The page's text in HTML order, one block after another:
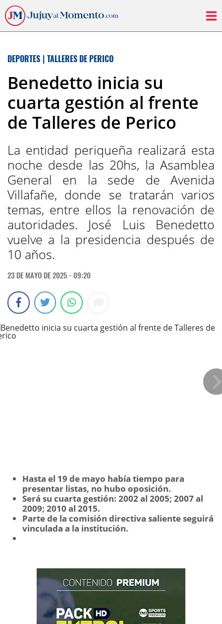
DEPORTES | TALLERES DE PERICO
Benedetto inicia su
cuarta gestión al frente
de Talleres de Perico
La entidad periqueña realizará esta
noche desde las 20hs, la Asamblea
General en la sede de Avenida
Villafañe, donde se tratarán varios
temas, entre ellos la renovación de
autoridades. José Luis Benedetto
vuelve a la presidencia después de
10 años.
23 DE MAYO DE 2025 - 09:20
Hasta el 19 de mayo había tiempo para
presentar listas, no hubo oposición.
Será su cuarta gestión: 2002 al 2005; 2007 al
2009; 2010 al 2015.
Parte de la comisión directiva saliente seguirá
vinculada a la institución.